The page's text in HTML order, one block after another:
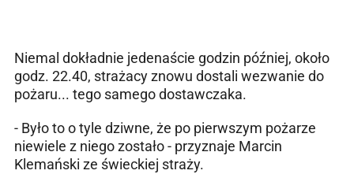
Niemal dokładnie jedenaście godzin później, około
godz. 22.40, strażacy znowu dostali wezwanie do
pożaru... tego samego dostawczaka.
- Było to o tyle dziwne, że po pierwszym pożarze
niewiele z niego zostało - przyznaje Marcin
Klemański ze świeckiej straży.